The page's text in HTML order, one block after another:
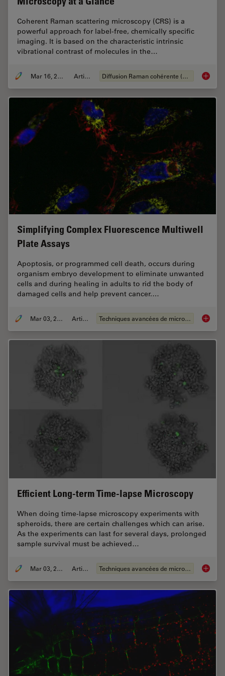
Coherent Raman scattering microscopy (CRS) is a
powerful approach for label-free, chemically specific
imaging. It is based on the characteristic intrinsic
vibrational contrast of molecules in the…
Mar 16, 2022 Article Diffusion Raman cohérente (CRS) The
Simplifying Complex Fluorescence Multiwell
Plate Assays
Apoptosis, or programmed cell death, occurs during
organism embryo development to eliminate unwanted
cells and during healing in adults to rid the body of
damaged cells and help prevent cancer.…
Mar 03, 2022 Article Techniques avancées de microscopie
Efficient Long-term Time-lapse Microscopy
When doing time-lapse microscopy experiments with
spheroids, there are certain challenges which can arise.
As the experiments can last for several days, prolonged
sample survival must be achieved…
Mar 03, 2022 Article Techniques avancées de microscopie